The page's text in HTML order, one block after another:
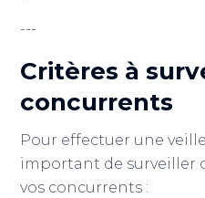
---
Critères à
concurrents
Pour effectuer une
important de surveiller
vos concurrents :